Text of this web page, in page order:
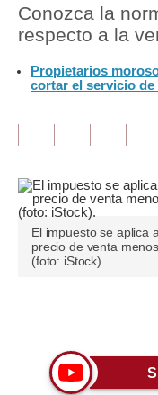
Finanzas Personales
Inmobiliarias
Plus G
Pregunta de hoy
Blogs
Tendencias
Moda
Conozca la
respecto a la
Propietarios
cortar el servicio de
El impuesto se aplica
precio de venta
(foto: iStock).